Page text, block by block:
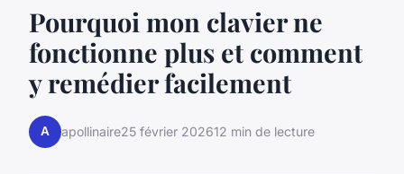
Pourquoi mon clavier ne
fonctionne plus et comment
y remédier facilement
A apollinaire25 février 202612 min de lecture